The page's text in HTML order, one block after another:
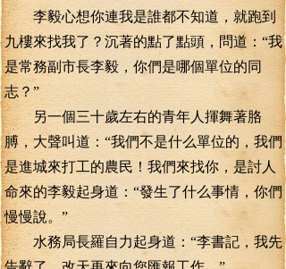
李毅心想你連我是誰都不知道，就跑到
九樓來找我了？沉著的點了點頭，問道：“我
是常務副市長李毅，你們是哪個單位的同
志？”
另一個三十歲左右的青年人揮舞著胳
膊，大聲叫道：“我們不是什么單位的，我們
是進城來打工的農民！我們來找你，是討人
命來的李毅起身道：“發生了什么事情，你們
慢慢說。”
水務局長羅自力起身道：“李書記，我先